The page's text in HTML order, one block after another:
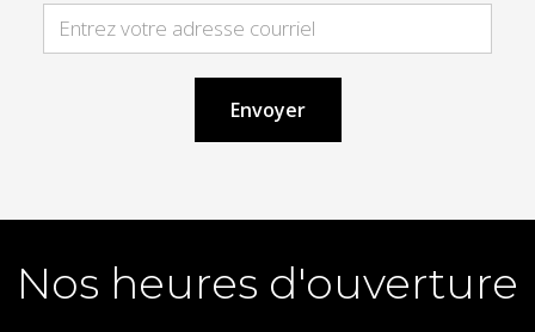
Nos heures d'ouverture